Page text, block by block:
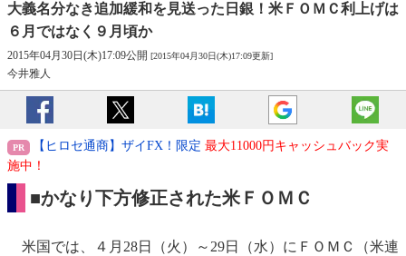
大義名分なき追加緩和を見送った日銀！ 米ＦＯＭＣ利上げは
６月ではなく９月頃か
2015年04月30日(木)17:09公開 [2015年04月30日(木)17:09更新]
今井雅人
【ヒロセ通商】ザイFX！限定 最大11000円キャッシュバック実
施中！
■かなり下方修正された米ＦＯＭＣ
米国では、４月28日（火）～29日（水）にＦＯＭＣ（米連